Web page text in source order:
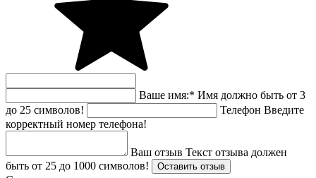
Ваше имя:* Имя должно быть от 3
до 25 символов!
Телефон Введите
корректный номер телефона!
Ваш отзыв Текст отзыва должен
быть от 25 до 1000 символов!
Оставить отзыв